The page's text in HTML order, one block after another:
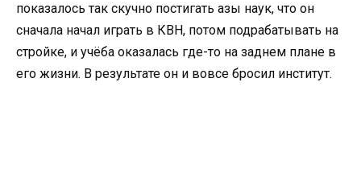
показалось так скучно постигать азы наук, что он
сначала начал играть в КВН, потом подрабатывать на
стройке, и учёба оказалась где-то на заднем плане в
его жизни. В результате он и вовсе бросил институт.